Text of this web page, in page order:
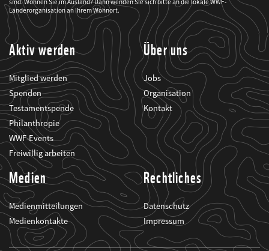
über
seine
Projekte
informiert.
Länderorganisation an Ihrem Wohnort.
Aktiv werden
Mitglied werden
Spenden
Testamentspende
Philanthropie
WWF-Events
Freiwillig arbeiten
Über uns
Jobs
Organisation
Kontakt
Medien
Medienmitteilungen
Medienkontakte
Rechtliches
Datenschutz
Impressum